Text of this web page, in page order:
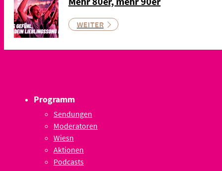
WEITER
Programm
Sendungen
Moderatoren
Wiesn
Aktionen
Podcasts